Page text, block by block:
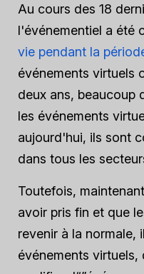
Au cours des 18
l'événementiel a été
vie pendant la
événements virtuels
deux ans, beaucoup
les événements
aujourd'hui, ils sont
dans tous les
Toutefois,
avoir pris fin et que
revenir à la normale,
événements